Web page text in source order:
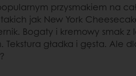
przysmakiem na
jak New York
Bogaty i kremowy smak z
Tekstura gładka i gęsta. Ale